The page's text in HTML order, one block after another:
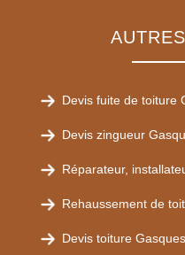
Devis fuite de toiture
Devis zingueur
Réparateur,
Rehaussement de
Devis toiture Gasques